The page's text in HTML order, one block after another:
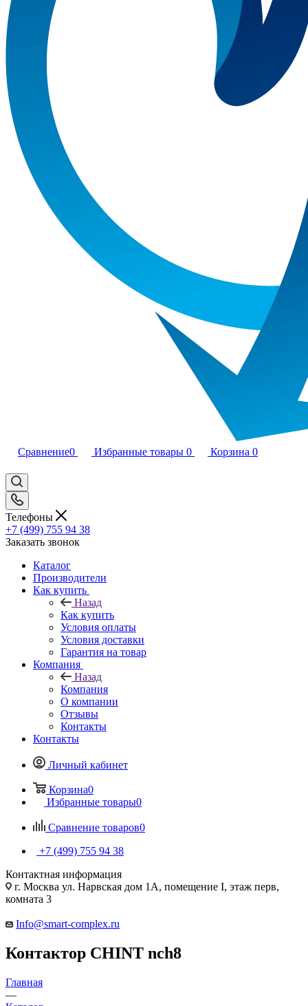
Сравнение0 Избранные товары 0 Корзина 0
Телефоны
+7 (499) 755 94 38
Заказать звонок
Каталог
Производители
Как купить
Назад
Как купить
Условия оплаты
Условия доставки
Гарантия на товар
Компания
Назад
Компания
О компании
Отзывы
Контакты
Контакты
Личный кабинет
Корзина0
Избранные товары0
Сравнение товаров0
+7 (499) 755 94 38
Контактная информация
г. Москва ул. Нарвская дом 1А, помещение I, этаж перв,
комната 3
Info@smart-complex.ru
Контактор CHINT nch8
Главная
—